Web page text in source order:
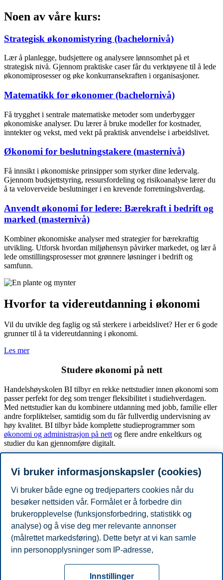
Noen av våre kurs:
Strategisk økonomistyring (bachelornivå)
Lær å planlegge, budsjettere og analysere lønnsomhet på et
strategisk nivå. Gjennom praktiske caser får du verktøyene til å lede
økonomiprosesser og øke konkurransekraften i organisasjoner.
Matematikk for økonomer (bachelornivå)
Få trygghet i sentrale matematiske metoder som underbygger
økonomiske analyser. Du lærer å bruke modeller for kostnader,
inntekter og vekst, med vekt på praktisk anvendelse i arbeidslivet.
Økonomi for beslutningstakere (masternivå)
Få innsikt i økonomiske prinsipper som styrker dine ledervalg.
Gjennom budsjettstyring, ressursfordeling og risikoanalyse lærer du
å ta veloverveide beslutninger i en krevende forretningshverdag.
Anvendt økonomi for ledere: Bærekraft i bedrift og
marked (masternivå)
Kombiner økonomiske analyser med strategier for bærekraftig
utvikling. Utforsk hvordan miljøhensyn påvirker markedet, og lær å
lede omstillingsprosesser mot grønnere løsninger i bedrift og
samfunn.
Hvorfor ta videreutdanning i økonomi
Vil du utvikle deg faglig og stå sterkere i arbeidslivet? Her er 6 gode
grunner til å ta videreutdanning i økonomi.
Les mer
Studere økonomi på nett
Handelshøyskolen BI tilbyr en rekke nettstudier innen økonomi som
passer perfekt for deg som trenger fleksibilitet i studiehverdagen.
Med nettstudier kan du kombinere utdanning med jobb, familie eller
andre forpliktelser, samtidig som du får fullverdig undervisning av
høy kvalitet. BI tilbyr både komplette studieprogrammer som
økonomi og administrasjon på nett og flere andre enkeltkurs og
studier du kan gjennomføre digitalt.
Økonomiforskning på BI
Institutt for samfunnsøkonomier et anerkjent fagmiljø i Europa, med
nyskapende forskning og undervisning innen økonomi. Studentene
får tilgang til et internasjonalt nettverk og et kunnskapsmiljø i
toppklasse. Du kan lese mer om forskningsområder og hvordan du
kan ta en PhD i økonomi her:
PhD in Economics
Tilgjengelighetserklæring
Vi bruker informasjonskapsler (cookies)
Vi bruker både egne og tredjeparters cookies når du
besøker nettsiden vår. Formålet er å forbedre din
brukeropplevelse (funksjonsforbedring, statistikk og
analyse) og å vise deg mer relevante annonser
(målrettet markedsføring). Dette betyr at vi kan samle
inn personopplysninger som IP-adresse,
cookies som er nødvendige for at nettsiden skal
Innstillinger